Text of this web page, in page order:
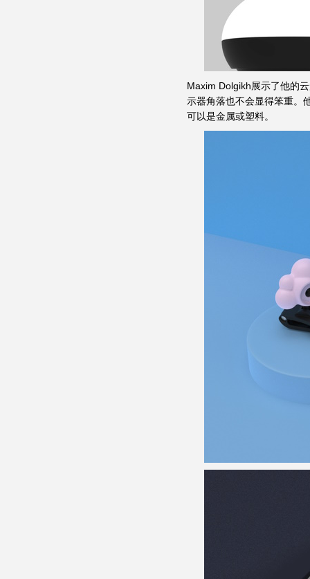
Maxim Dolgikh展示了他的
示器角落也不会显得笨重。
可以是金属或塑料。